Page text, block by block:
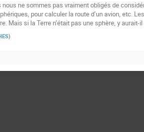
ne sommes pas vraiment obligés de
pour calculer la route d’un avion, etc.
Mais si la Terre n’était pas une sphère, y
)